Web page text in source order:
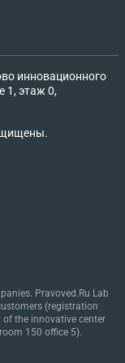
а также
начиная с
в мою
денежных
и
инновационного
1, этаж 0,
Pravoved.Ru Lab
(registration
the innovative center
150 office 5).